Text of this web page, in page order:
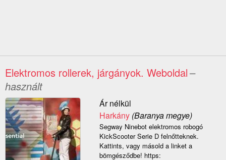
Elektromos rollerek, járgányok. Weboldal–
használt
Ár nélkül
Harkány(Baranya megye)
Segway Ninebot elektromos robogó
KickScooter Serie D felnőtteknek.
Kattints, vagy másold a linket a
bömgésződbe! https: